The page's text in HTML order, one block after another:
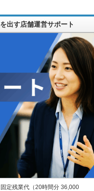
出す店舗運営サポート
定残業代（20時間分 36,000